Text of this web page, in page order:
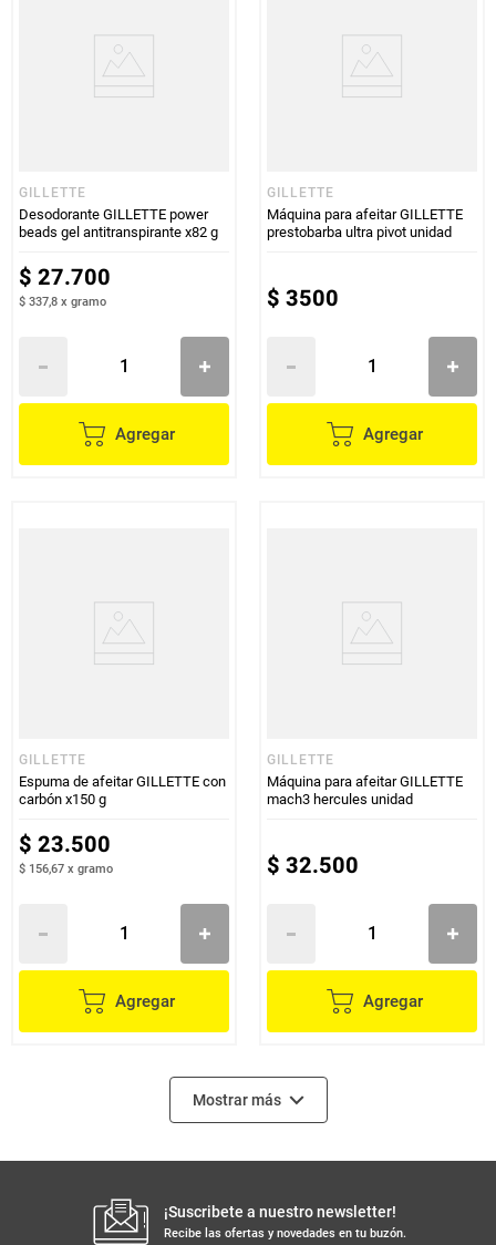
GILLETTE
Desodorante GILLETTE power
beads gel antitranspirante x82 g
$ 27.700
$ 337,8 x gramo
Agregar
GILLETTE
Máquina para afeitar GILLETTE
prestobarba ultra pivot unidad
$ 3500
Agregar
GILLETTE
Espuma de afeitar GILLETTE con
carbón x150 g
$ 23.500
$ 156,67 x gramo
Agregar
GILLETTE
Máquina para afeitar GILLETTE
mach3 hercules unidad
$ 32.500
Agregar
Mostrar más
¡Suscribete a nuestro newsletter!
Recibe las ofertas y novedades en tu buzón.